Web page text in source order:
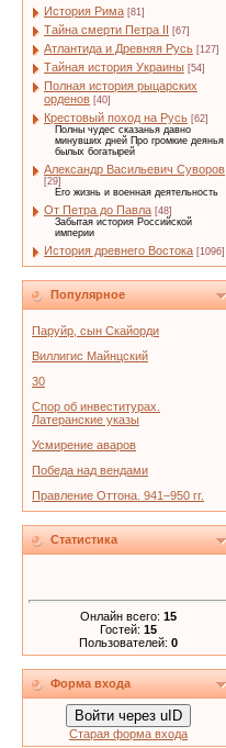
История Рима [81]
Тайна смерти Петра II [67]
Атлантида и Древняя Русь [127]
Тайная история Украины [54]
Полная история рыцарских
орденов [40]
Крестовый поход на Русь [62]
Полны чудес сказанья давно
минувших дней Про громкие деянья
былых богатырей
Александр Васильевич Суворов
[29]
Его жизнь и военная деятельность
От Петра до Павла [48]
Забытая история Российской
империи
История древнего Востока [1096]
Популярное
Паруйр, сын Скайорди
Виллигис Майнцский
30
Спор об инвеститурах.
Латеранские указы
Усмирение аваров
Победа над вендами
Правление Оттона. 941–950 гг.
Статистика
Онлайн всего: 15
Гостей: 15
Пользователей: 0
Форма входа
Войти через uID
Старая форма входа